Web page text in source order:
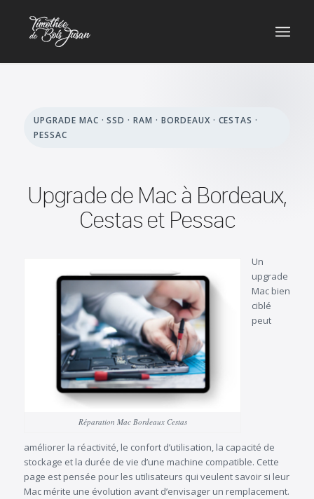
UPGRADE MAC · SSD · RAM · BORDEAUX · CESTAS ·
PESSAC
Upgrade de Mac à Bordeaux,
Cestas et Pessac
Réparation Mac Bordeaux Cestas
Un
upgrade
Mac bien
ciblé
peut
améliorer la réactivité, le confort d’utilisation, la capacité de
stockage et la durée de vie d’une machine compatible. Cette
page est pensée pour les utilisateurs qui veulent savoir si leur
Mac mérite une évolution avant d’envisager un remplacement.